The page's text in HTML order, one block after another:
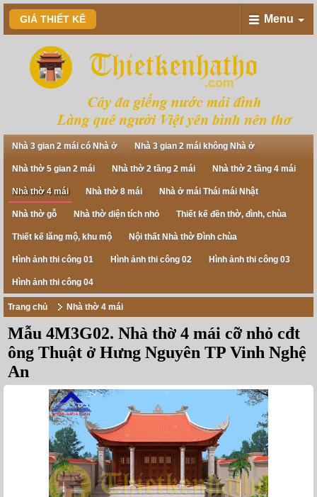
GIÁ THIẾT KÊ Menu
Nhà 3 gian 2 mái có Nhà ở Nhà 3 gian 2 mái không Nhà ở
Nhà thờ 5 gian 2 mái Nhà thờ 2 tầng 2 mái Nhà thờ 2 tầng 4 mái
Nhà thờ 4 mái Nhà thờ 8 mái Nhà ở mái Thái mái Nhật
Nhà thờ gỗ Nhà thờ diện tích nhỏ Thiết kế đền thờ, đình, chùa
Thiết kế lăng mộ, khu mộ Nội thất Nhà thờ Đình chùa
Hình ảnh thi công 01 Hình ảnh thi công 02 Hình ảnh thi công 03
Hình ảnh thi công 04
Trang chủ Nhà thờ 4 mái
Mẫu 4M3G02. Nhà thờ 4 mái cỡ nhỏ cđt
ông Thuật ở Hưng Nguyên TP Vinh Nghệ
An